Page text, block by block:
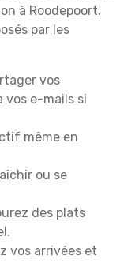
à Roodepoort.
par les
vos
vos e-mails si
même en
ou se
des plats
vos arrivées et